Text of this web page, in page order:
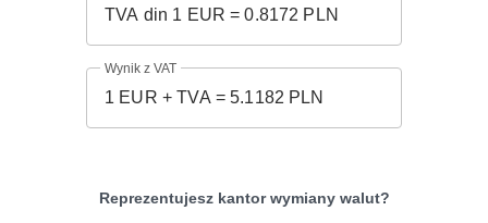
Wynik z VAT
Reprezentujesz kantor wymiany walut?